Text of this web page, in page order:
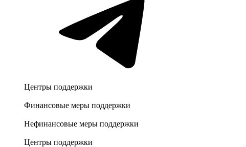
Центры поддержки
Финансовые меры поддержки
Нефинансовые меры поддержки
Центры поддержки